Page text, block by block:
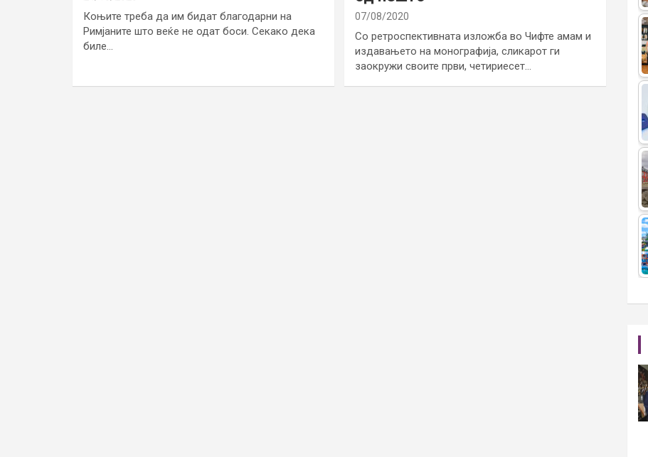
Коњите треба да им бидат благодарни на
Римјаните што веќе не одат боси. Секако дека
биле…
07/08/2020
Со ретроспективната изложба во Чифте амам и
издавањето на монографија, сликарот ги
заокружи своите први, четириесет…